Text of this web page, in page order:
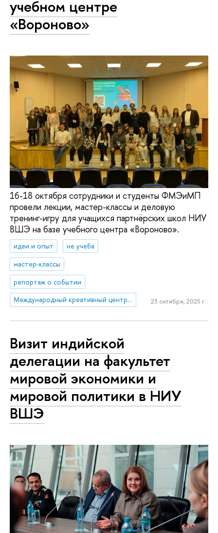
учебном центре
«Вороново»
16-18 октября сотрудники и студенты ФМЭиМП
провели лекции, мастер-классы и деловую
тренинг-игру для учащихся партнёрских школ НИУ
ВШЭ на базе учебного центра «Вороново».
идеи и опыт
не учеба
мастер-классы
репортаж о событии
Международный креативный центр «Абитуриент. Студент. Выпускник»
23 октября, 2025 г.
Визит индийской
делегации на факультет
мировой экономики и
мировой политики в НИУ
ВШЭ